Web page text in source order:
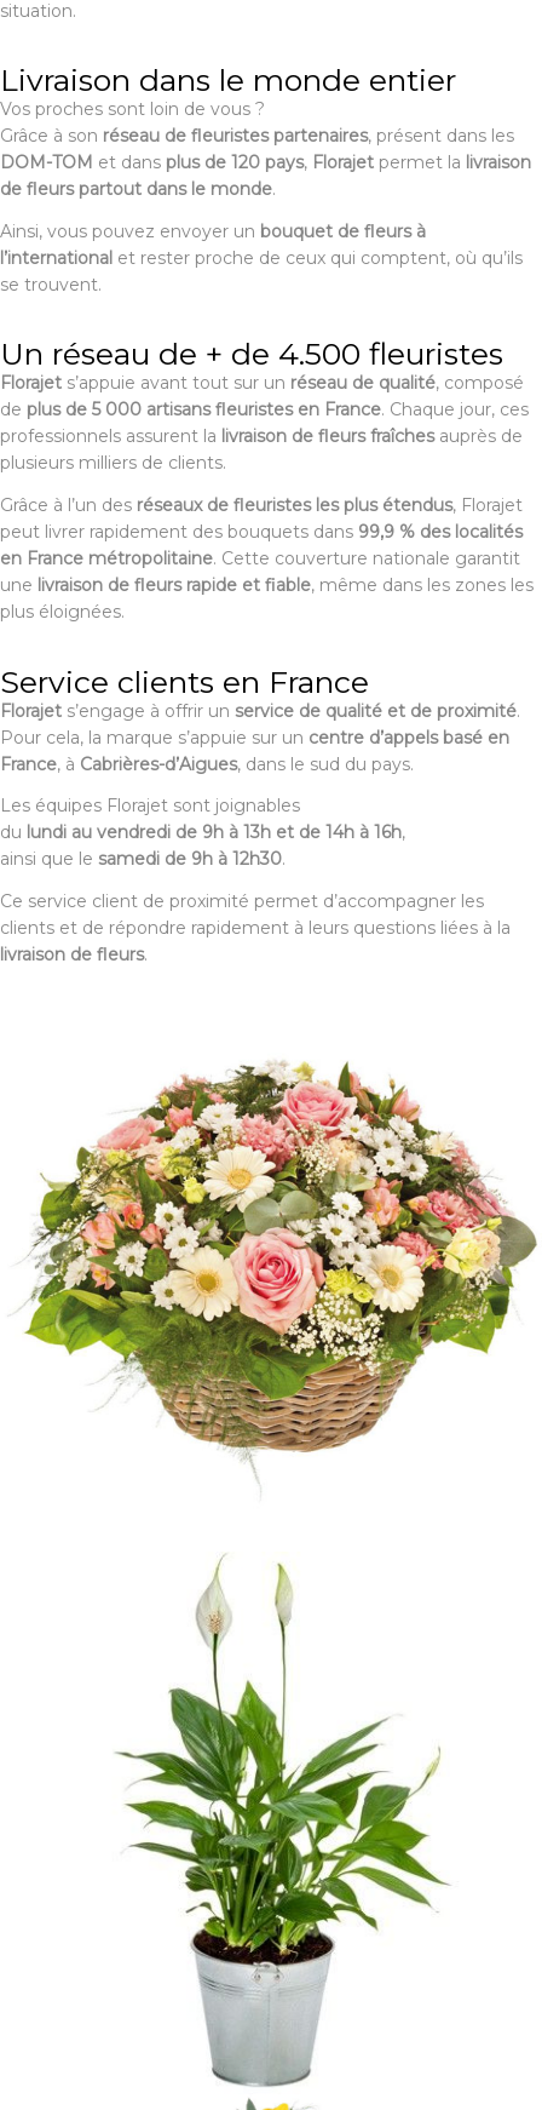
situation.
Livraison dans le monde entier
Vos proches sont loin de vous ?
Grâce à son réseau de fleuristes partenaires, présent dans les
DOM-TOM et dans plus de 120 pays, Florajet permet la livraison
de fleurs partout dans le monde.
Ainsi, vous pouvez envoyer un bouquet de fleurs à
l’international et rester proche de ceux qui comptent, où qu’ils
se trouvent.
Un réseau de + de 4.500 fleuristes
Florajet s’appuie avant tout sur un réseau de qualité, composé
de plus de 5 000 artisans fleuristes en France. Chaque jour, ces
professionnels assurent la livraison de fleurs fraîchesauprès de
plusieurs milliers de clients.
Grâce à l’un des réseaux de fleuristes les plus étendus, Florajet
peut livrer rapidement des bouquets dans 99,9 % des localités
en France métropolitaine. Cette couverture nationale garantit
une livraison de fleurs rapide et fiable, même dans les zones les
plus éloignées.
Service clients en France
Florajet s’engage à offrir un service de qualité et de proximité.
Pour cela, la marque s’appuie sur un centre d’appels basé en
France, à Cabrières-d’Aigues, dans le sud du pays.
Les équipes Florajet sont joignables
du lundi au vendredi de 9h à 13h et de 14h à 16h,
ainsi que le samedi de 9h à 12h30.
Ce service client de proximité permet d’accompagner les
clients et de répondre rapidement à leurs questions liées à la
livraison de fleurs.